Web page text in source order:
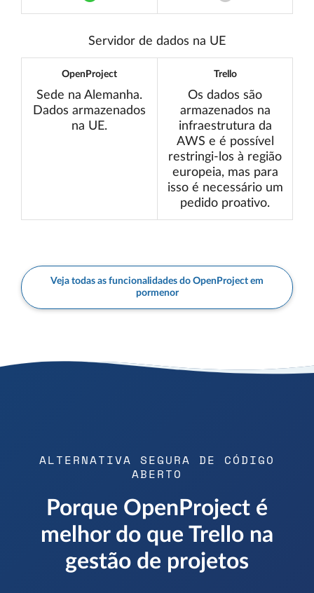
Translation
Servidor de dados na UE
OpenProject
Sede na Alemanha.
Dados armazenados
na UE.
Trello
Os dados são
armazenados na
infraestrutura da
AWS e é possível
restringi-los à região
europeia, mas para
isso é necessário um
pedido proativo.
Veja todas as funcionalidades do OpenProject em
pormenor
ALTERNATIVA SEGURA DE CÓDIGO
ABERTO
Porque OpenProject é
melhor do que Trello na
gestão de projetos